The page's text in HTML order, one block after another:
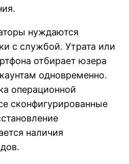
нуждаются
с службой. Утрата или
отбирает юзера
одновременно.
операционной
сконфигурированные
наличия